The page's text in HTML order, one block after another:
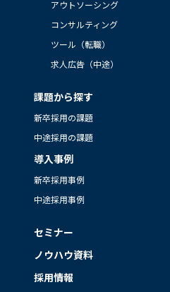
アウトソーシング
コンサルティング
ツール（転職）
求人広告（中途）
課題から探す
新卒採用の課題
中途採用の課題
導入事例
新卒採用事例
中途採用事例
セミナー
ノウハウ資料
採用情報